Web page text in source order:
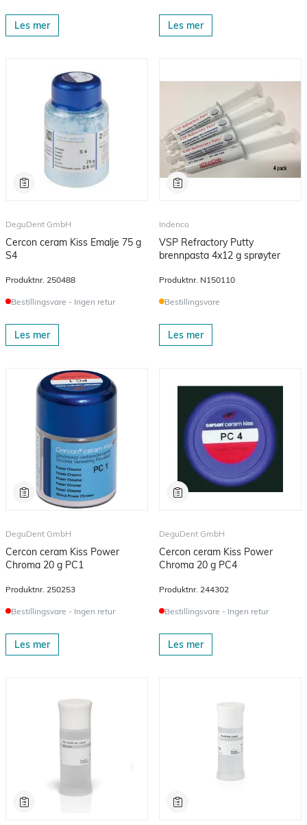
Les mer Les mer
DeguDent GmbH
Cercon ceram Kiss Emalje 75 g
S4
Produktnr. 250488
Bestillingsvare - Ingen retur
Les mer
Indenco
VSP Refractory Putty
brennpasta 4x12 g sprøyter
Produktnr. N150110
Bestillingsvare
Les mer
DeguDent GmbH
Cercon ceram Kiss Power
Chroma 20 g PC1
Produktnr. 250253
Bestillingsvare - Ingen retur
Les mer
DeguDent GmbH
Cercon ceram Kiss Power
Chroma 20 g PC4
Produktnr. 244302
Bestillingsvare - Ingen retur
Les mer